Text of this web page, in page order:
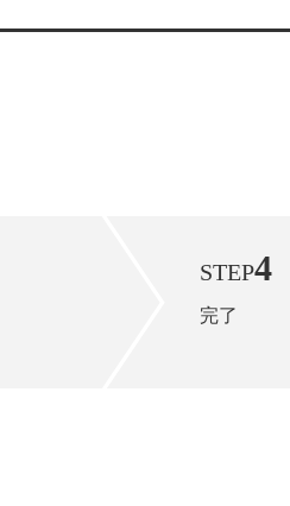
STEP4
完了